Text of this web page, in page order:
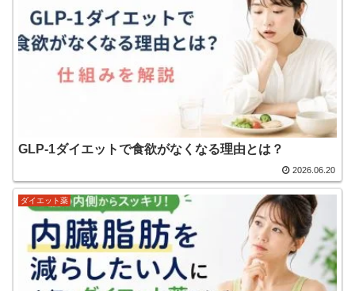
GLP-1ダイエットで食欲がなくなる理由とは？
2026.06.20
ダイエット薬